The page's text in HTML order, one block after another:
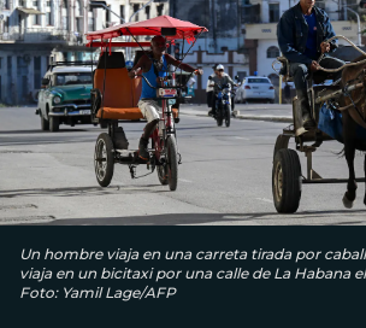
Un hombre viaja en una carreta tirada por
viaja en un bicitaxi por una calle de La Habana
Foto: Yamil Lage/AFP